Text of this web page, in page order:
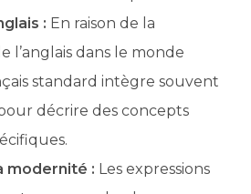
: En raison de la
l’anglais dans le monde
standard intègre souvent
décrire des concepts
modernité : Les expressions